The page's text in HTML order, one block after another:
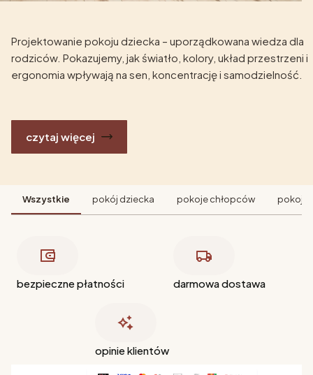
Projektowanie pokoju dziecka – uporządkowana wiedza dla
rodziców. Pokazujemy, jak światło, kolory, układ przestrzeni i
ergonomia wpływają na sen, koncentrację i samodzielność.
czytaj więcej
Wszystkie pokój dziecka pokoje chłopców pokoje
bezpieczne płatności darmowa dostawa
opinie klientów